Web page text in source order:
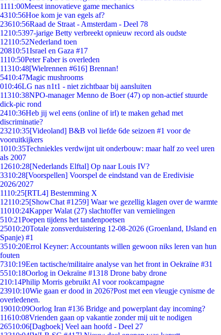
1111:00Meest innovatieve game mechanics
4310:56Hoe kom je van egels af?
23610:56Raad de Straat - Amsterdam - Deel 78
1210:5397-jarige Betty verbreekt opnieuw record als oudste
12110:52Nederland toen
20810:51Israel en Gaza #17
1110:50Peter Faber is overleden
11310:48[Wielrennen #616] Brennan!
5410:47Magic mushrooms
010:46LG nas n1t1 - niet zichtbaar bij aansluiten
11310:38NPO-manager Menno de Boer (47) op non-actief stuurde
dick-pic rond
2410:36Heb jij wel eens (online of irl) te maken gehad met
discriminatie?
23210:35[Videoland] B&B vol liefde 6de seizoen #1 voor de
vooruitkijkers
1010:35Techniekles verdwijnt uit onderbouw: maar half zo veel uren
als 2007
12610:28[Nederlands Elftal] Op naar Louis IV?
3310:28[Voorspellen] Voorspel de eindstand van de Eredivisie
2026/2027
1110:25[RTL4] Bestemming X
12110:25[ShowChat #1259] Waar we gezellig klagen over de warmte
11010:24Kapper Walat (27) slachtoffer van vernielingen
510:21Poepen tijdens het tandenpoetsen
25010:20Totale zonsverduistering 12-08-2026 (Groenland, IJsland en
Spanje) #1
3510:20Errol Keyner: Accountants willen gewoon niks leren van hun
fouten
7310:19Een tactische/militaire analyse van het front in Oekraïne #31
5510:18Oorlog in Oekraïne #1318 Drone baby drone
210:14Philip Morris gebruikt AI voor rookcampagne
23910:10Wie gaan er dood in 2026?Post met een vleugje cynisme de
overledenen.
19010:09Oorlog Iran #136 Bridge and powerplant day incoming?
11610:08Vrienden gaan op vakantie zonder mij uit te nodigen
26510:06[Dagboek] Veel aan hoofd - Deel 27